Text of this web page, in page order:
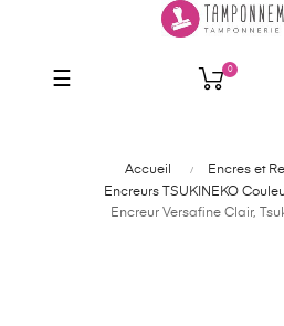
Basculer
☰ 0
Accueil
Encres et
Encreurs TSUKINEKO
Encreur Versafine Clair,